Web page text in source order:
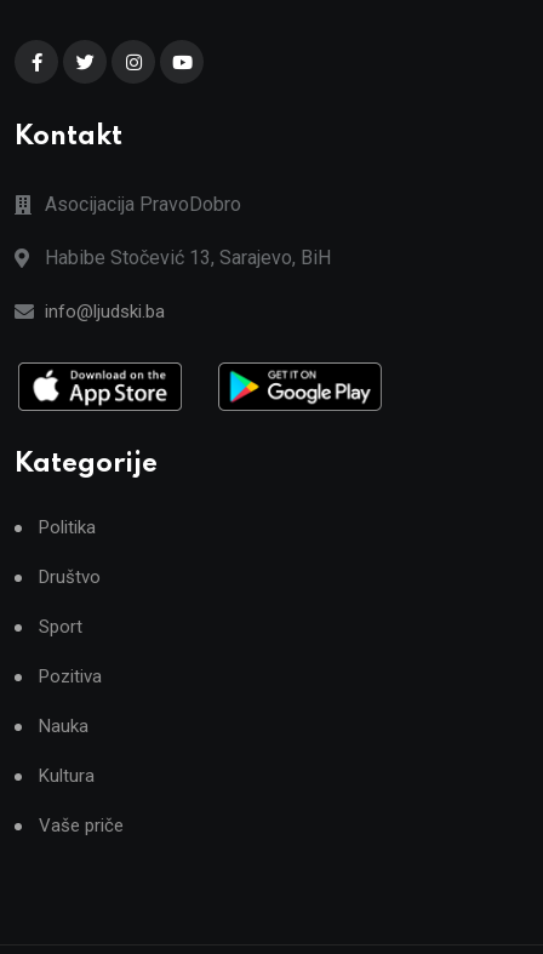
Kontakt
Asocijacija PravoDobro
Habibe Stočević 13, Sarajevo, BiH
info@ljudski.ba
Kategorije
Politika
Društvo
Sport
Pozitiva
Nauka
Kultura
Vaše priče